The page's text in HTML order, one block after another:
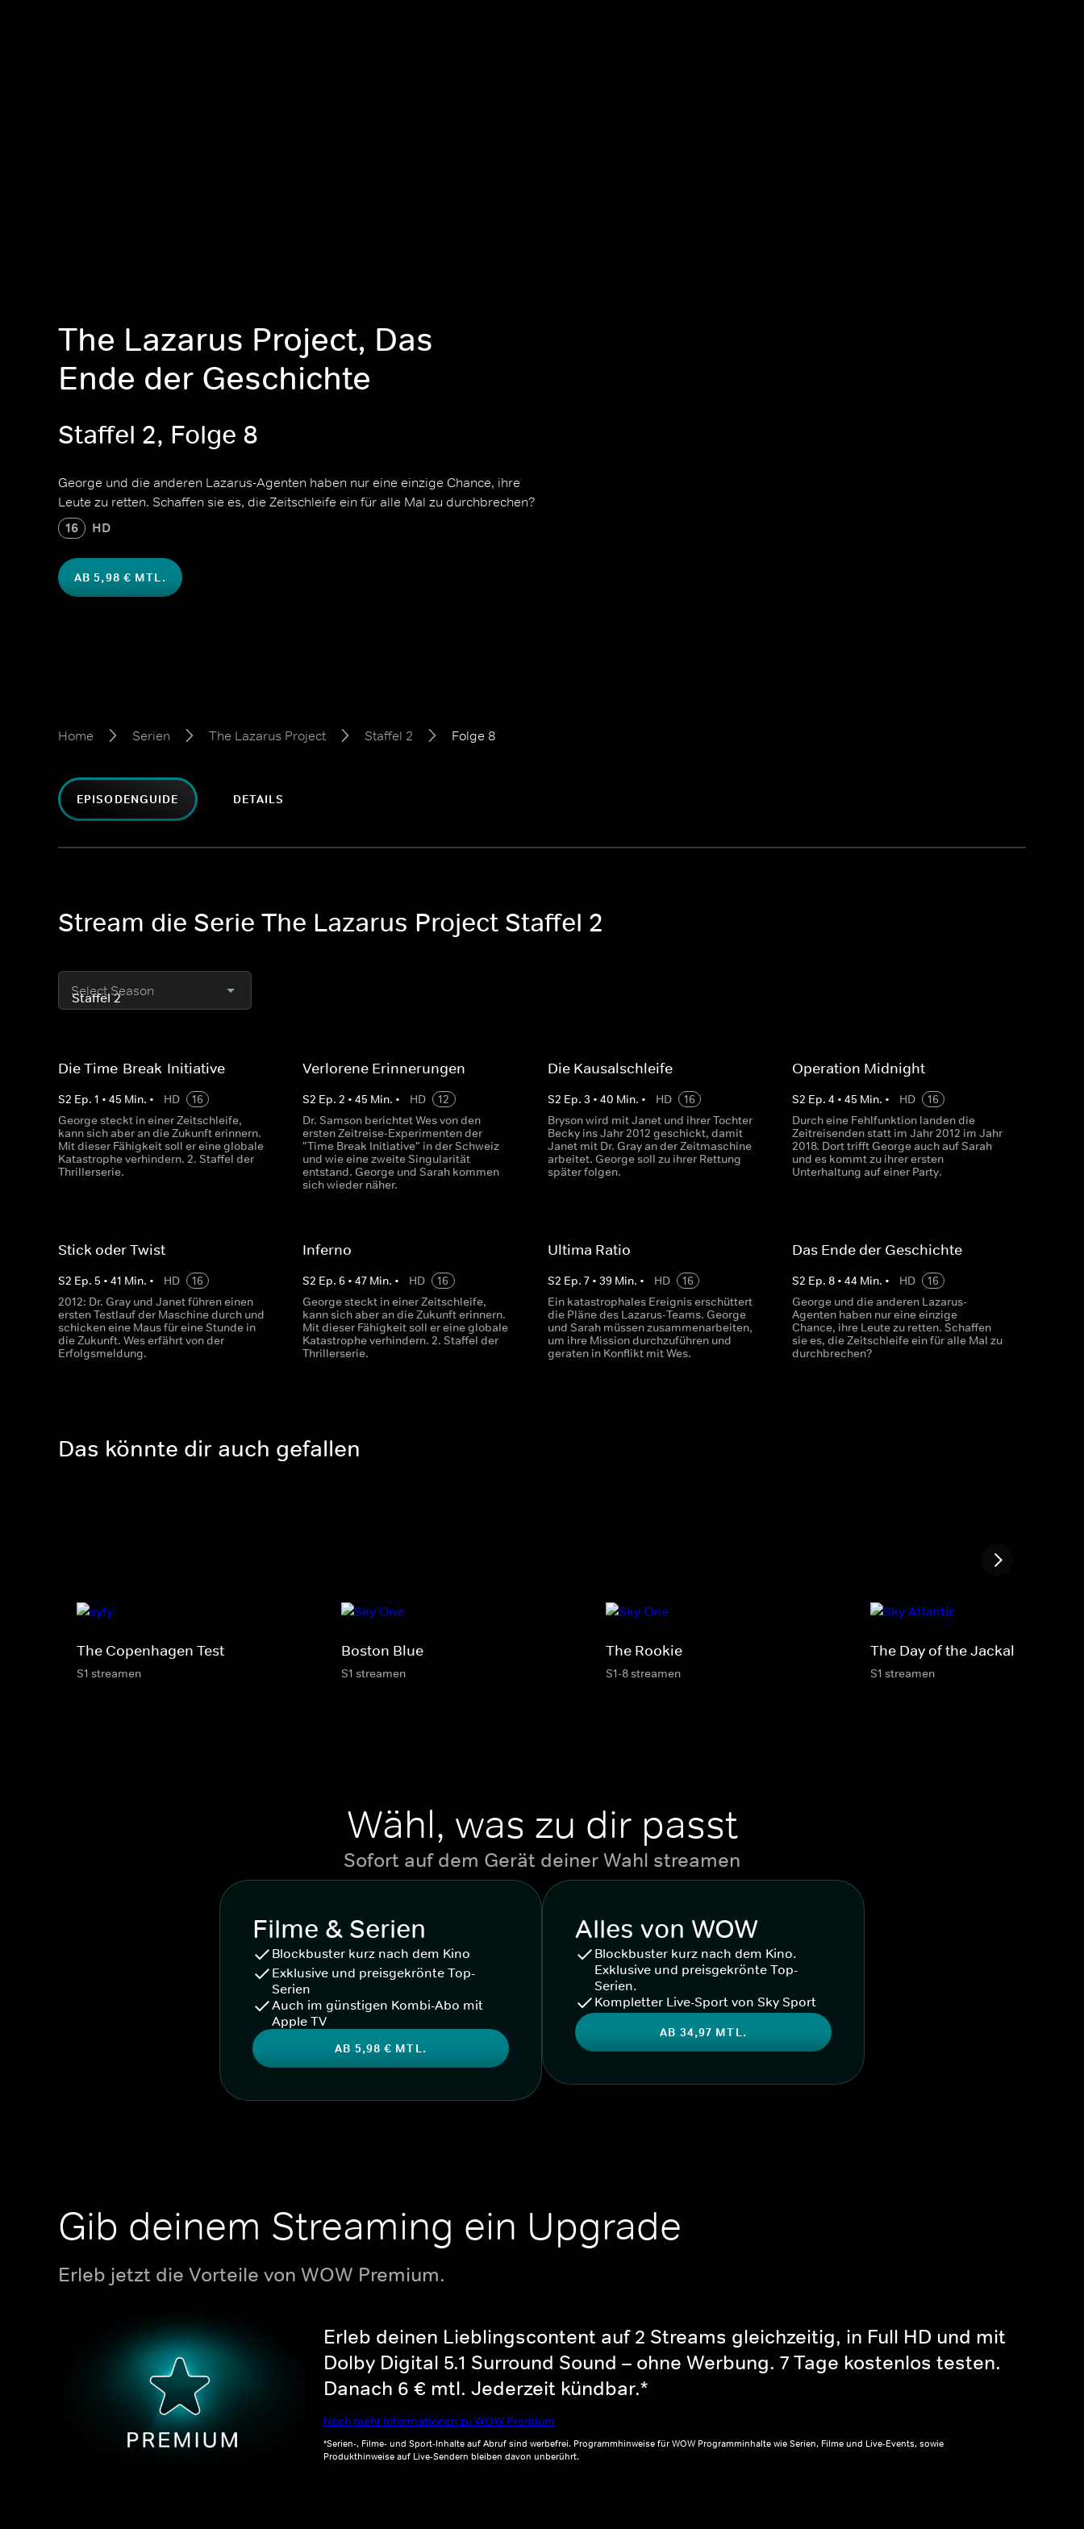
The Lazarus Project, Das
Ende der Geschichte
Staffel 2, Folge 8
George und die anderen Lazarus-Agenten haben nur eine einzige Chance, ihre
Leute zu retten. Schaffen sie es, die Zeitschleife ein für alle Mal zu durchbrechen?
16 HD
AB 5,98 € MTL.
Home Serien The Lazarus Project Staffel 2 Folge 8
EPISODENGUIDE DETAILS
Stream die Serie The Lazarus Project Staffel 2
Select Season
Die Time-Break-Initiative
S2 Ep. 1 • 45 Min. • HD
16
George steckt in einer Zeitschleife,
kann sich aber an die Zukunft erinnern.
Mit dieser Fähigkeit soll er eine globale
Katastrophe verhindern. 2. Staffel der
Thrillerserie.
Verlorene Erinnerungen
S2 Ep.2 •45 Min. • HD
12
Dr. Samson berichtet Wes von den
ersten Zeitreise-Experimenten der
"Time Break Initiative" in der Schweiz
und wie eine zweite Singularität
entstand. George und Sarah kommen
sich wieder näher.
Die Kausalschleife
S2 Ep. 3 • 40 Min. • HD
16
Bryson wird mit Janet und ihrer Tochter
Becky ins Jahr 2012 geschickt, damit
Janet mit Dr. Gray an der Zeitmaschine
arbeitet. George soll zu ihrer Rettung
später folgen.
Operation Midnight
S2 Ep. 4 • 45 Min. • HD
16
Durch eine Fehlfunktion landen die
Zeitreisenden statt im Jahr 2012 im Jahr
2018. Dort trifft George auch auf Sarah
und es kommt zu ihrer ersten
Unterhaltung auf einer Party.
Stick oder Twist
S2 Ep. 5 • 41 Min. • HD
16
2012: Dr. Gray und Janet führen einen
ersten Testlauf der Maschine durch und
schicken eine Maus für eine Stunde in
die Zukunft. Wes erfährt von der
Erfolgsmeldung.
Inferno
S2 Ep.6 •47 Min. • HD
16
George steckt in einer Zeitschleife,
kann sich aber an die Zukunft erinnern.
Mit dieser Fähigkeit soll er eine globale
Katastrophe verhindern. 2. Staffel der
Thrillerserie.
Ultima Ratio
S2 Ep. 7• 39Min. • HD
16
Ein katastrophales Ereignis erschüttert
die Pläne des Lazarus-Teams. George
und Sarah müssen zusammenarbeiten,
um ihre Mission durchzuführen und
geraten in Konflikt mit Wes.
Das Ende der Geschichte
S2 Ep. 8• 44 Min. • HD
16
George und die anderen Lazarus-
Agenten haben nur eine einzige
Chance, ihre Leute zu retten. Schaffen
sie es, die Zeitschleife ein für alle Mal zu
durchbrechen?
Das könnte dir auch gefallen
The Copenhagen Test
S1 streamen
Boston Blue
S1 streamen
The Rookie
S1-8 streamen
The Day of the Jackal
S1 streamen
Wähl, was zu dir passt
Sofort auf dem Gerät deiner Wahl streamen
Filme & Serien
Blockbuster kurz nach dem Kino
Exklusive und preisgekrönte Top-
Serien
Auch im günstigen Kombi-Abo mit
Apple TV
AB 5,98 € MTL.
Alles von WOW
Blockbuster kurz nach dem Kino.
Exklusive und preisgekrönte Top-
Serien.
Kompletter Live-Sport von Sky Sport
AB 34,97 MTL.
Gib deinem Streaming ein Upgrade
Erleb jetzt die Vorteile von WOW Premium.
Erleb deinen Lieblingscontent auf 2 Streams gleichzeitig, in Full HD und mit
Dolby Digital 5.1 Surround Sound – ohne Werbung. 7 Tage kostenlos testen.
Danach 6 € mtl. Jederzeit kündbar.*
Noch mehr Informationen zu WOW Premium
*Serien-, Filme- und Sport-Inhalte auf Abruf sind werbefrei. Programmhinweise für WOW Programminhalte wie Serien, Filme und Live-Events, sowie
Produkthinweise auf Live-Sendern bleiben davon unberührt.